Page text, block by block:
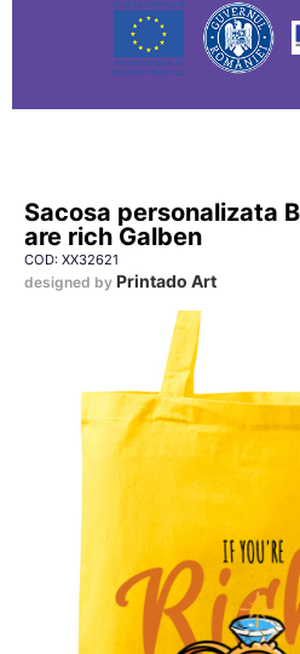
Sacosa personalizata
are rich Galben
COD: XX32621
designed by Printado Art